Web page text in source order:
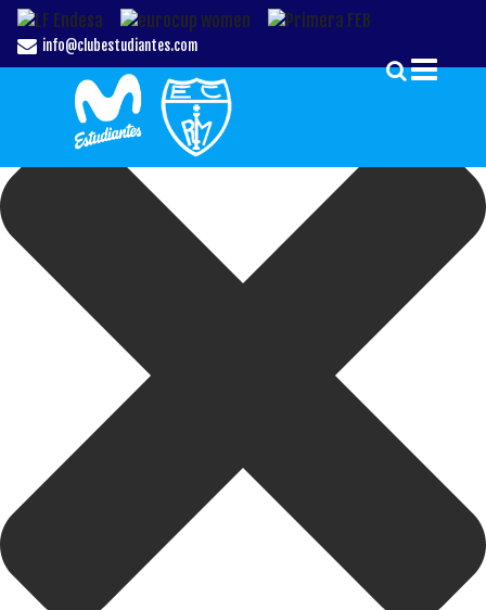
Gestionar el Consentimiento de las Cookies
info@clubestudiantes.com